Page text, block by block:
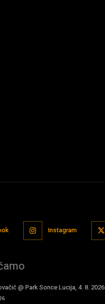
Instagram
@ Park Sonce Lucija, 4. 8. 2026